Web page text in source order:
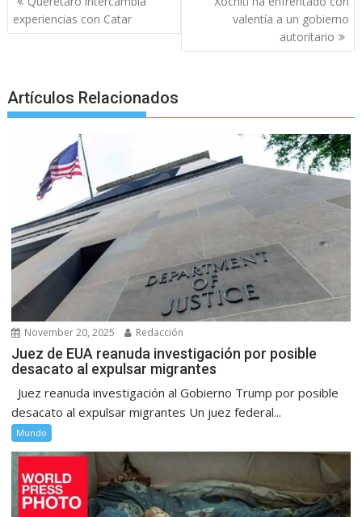
k p
navigation
experiencias con Catar
valentía a un gobierno
autoritario
Artículos Relacionados
November 20, 2025 Redacción
Juez de EUA reanuda investigación por posible
desacato al expulsar migrantes
Juez reanuda investigación al Gobierno Trump por posible
desacato al expulsar migrantes Un juez federal...
Mundo